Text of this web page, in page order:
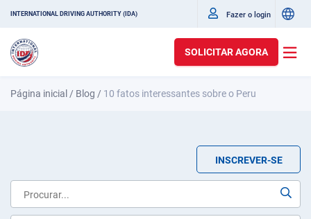
INTERNATIONAL DRIVING AUTHORITY (IDA) Fazer o login
SOLICITAR AGORA
Página inicial / Blog / 10 fatos interessantes sobre o Peru
INSCREVER-SE